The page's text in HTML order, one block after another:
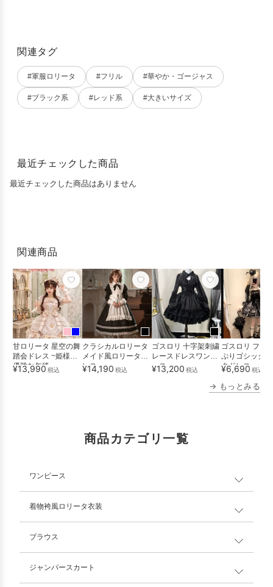
関連タグ
#軍服ロリータ #フリル #華やか・ゴージャス
#ブラック系 #レッド系 #大きいサイズ
最近チェックした商品
最近チェックした商品はありません
関連商品
甘ロリータ 星空の舞
踏会ドレス ~姫様の
優雅な午後~
¥13,990 税込
クラシカルロリータ
メイド風ロリータド
レス
¥14,190 税込
ゴスロリ 十字架刺繍
レースドレスワンピ
ース
¥13,200 税込
ゴスロリ フリ
ぷりゴシック
タドレス
¥6,690 税込
→ もっとみる
商品カテゴリ一覧
ワンピース
着物袴風ロリータ衣装
ブラウス
ジャンパースカート